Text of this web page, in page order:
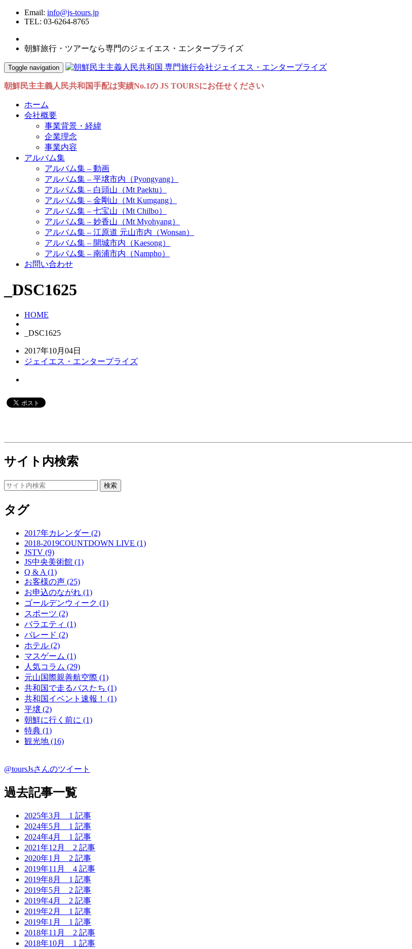
Email: info@js-tours.jp
TEL: 03-6264-8765
朝鮮旅行・ツアーなら専門のジェイエス・エンタープライズ
Toggle navigation
朝鮮民主主義人民共和国手配は実績No.1の JS TOURSにお任せください
ホーム
会社概要
事業背景・経緯
企業理念
事業内容
アルバム集
アルバム集 – 動画
アルバム集 – 平壌市内（Pyongyang）
アルバム集 – 白頭山（Mt Paektu）
アルバム集 – 金剛山（Mt Kumgang）
アルバム集 – 七宝山（Mt Chilbo）
アルバム集 – 妙香山（Mt Myohyang）
アルバム集 – 江原道 元山市内（Wonsan）
アルバム集 – 開城市内（Kaesong）
アルバム集 – 南浦市内（Nampho）
お問い合わせ
_DSC1625
HOME
_DSC1625
2017年10月04日
ジェイエス・エンタープライズ
サイト内検索
タグ
2017年カレンダー (2)
2018-2019COUNTDOWN LIVE (1)
JSTV (9)
JS中央美術館 (1)
Q & A (1)
お客様の声 (25)
お申込のながれ (1)
ゴールデンウィーク (1)
スポーツ (2)
バラエティ (1)
パレード (2)
ホテル (2)
マスゲーム (1)
人気コラム (29)
元山国際親善航空際 (1)
共和国で走るバスたち (1)
共和国イベント速報！ (1)
平壌 (2)
朝鮮に行く前に (1)
特典 (1)
観光地 (16)
@toursJsさんのツイート
過去記事一覧
2025年3月 1 記事
2024年5月 1 記事
2024年4月 1 記事
2021年12月 2 記事
2020年1月 2 記事
2019年11月 4 記事
2019年8月 1 記事
2019年5月 2 記事
2019年4月 2 記事
2019年2月 1 記事
2019年1月 1 記事
2018年11月 2 記事
2018年10月 1 記事